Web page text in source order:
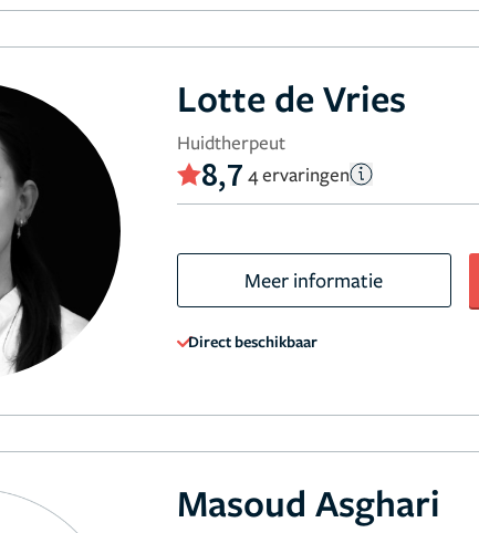
Lotte de Vries
Huidtherpeut
8,7 4 ervaringen
Meer informatie
Direct beschikbaar
Masoud Asghari